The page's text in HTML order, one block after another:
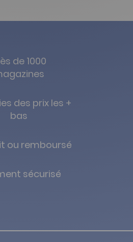
de 1000
des prix les +
bas
ou remboursé
sécurisé